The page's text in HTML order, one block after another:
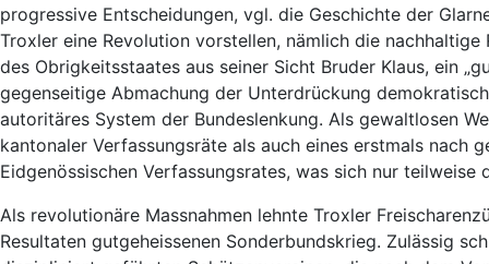
progressive Entscheidungen, vgl. die Geschichte der
Troxler eine Revolution vorstellen, nämlich die
des Obrigkeitsstaates aus seiner Sicht Bruder Klaus, ein
gegenseitige Abmachung der Unterdrückung
autoritäres System der Bundeslenkung. Als gewaltlosen
kantonaler Verfassungsräte als auch eines erstmals nach
Eidgenössischen Verfassungsrates, was sich nur
Als revolutionäre Massnahmen lehnte Troxler
Resultaten gutgeheissenen Sonderbundskrieg. Zulässig